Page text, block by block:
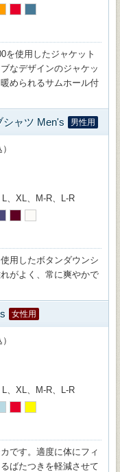
を使用したジャケット
なデザインのジャケッ
められるサムホール付
シャツ Men's 男性用
、XL、M-R、L-R
用したボタンダウンシ
がよく、常に爽やかで
女性用
、XL、M-R、L-R
です。適度に体にフィ
ばたつきを軽減させて